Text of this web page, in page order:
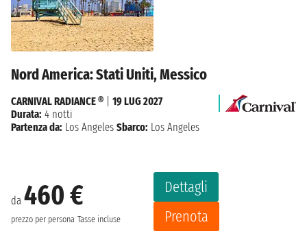
Nord America: Stati Uniti, Messico
da 460 €
prezzo per persona Tasse incluse
Dettagli
Prenota
CARNIVAL RADIANCE ®
19 LUG 2027
Durata: 4 notti
Partenza da: Los Angeles Sbarco: Los Angeles